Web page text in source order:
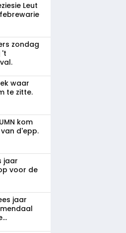
Leut
zondag
't
waar
te zitte.
kom
d'epp.
jaar
voor de
jaar